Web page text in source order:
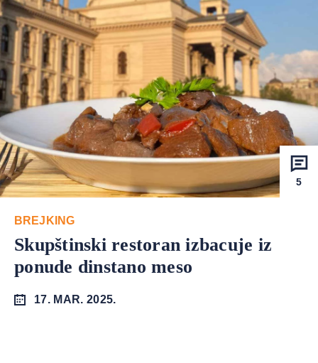
5
BREJKING
Skupštinski restoran izbacuje iz
ponude dinstano meso
17. MAR. 2025.